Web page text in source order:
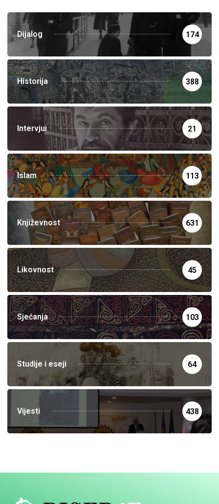
Dijalog 174
Historija 388
Intervjui 21
Islam 113
Književnost 631
Likovnost 45
Sjećanja 103
Studije i eseji 64
Vijesti 438